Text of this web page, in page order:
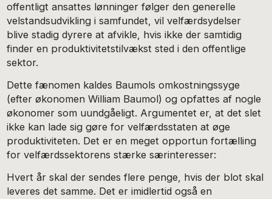
offentligt ansattes lønninger følger den generelle
velstandsudvikling i samfundet, vil velfærdsydelser
blive stadig dyrere at afvikle, hvis ikke der samtidig
finder en produktivitetstilvækst sted i den offentlige
sektor.
Dette fænomen kaldes Baumols omkostningssyge
(efter økonomen William Baumol) og opfattes af nogle
økonomer som uundgåeligt. Argumentet er, at det slet
ikke kan lade sig gøre for velfærdsstaten at øge
produktiviteten. Det er en meget opportun fortælling
for velfærdssektorens stærke særinteresser:
Hvert år skal der sendes flere penge, hvis der blot skal
leveres det samme. Det er imidlertid også en